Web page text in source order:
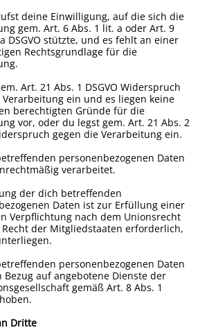
deine Einwilligung, auf die sich die
gem. Art. 6 Abs. 1 lit. a oder Art. 9
DSGVO stützte, und es fehlt an einer
Rechtsgrundlage für die
Art. 21 Abs. 1 DSGVO Widerspruch
Verarbeitung ein und es liegen keine
berechtigten Gründe für die
vor, oder du legst gem. Art. 21 Abs. 2
gegen die Verarbeitung ein.
personenbezogenen Daten
verarbeitet.
der dich betreffenden
Daten ist zur Erfüllung einer
Verpflichtung nach dem Unionsrecht
der Mitgliedstaaten erforderlich,
personenbezogenen Daten
auf angebotene Dienste der
gemäß Art. 8 Abs. 1
Dritte